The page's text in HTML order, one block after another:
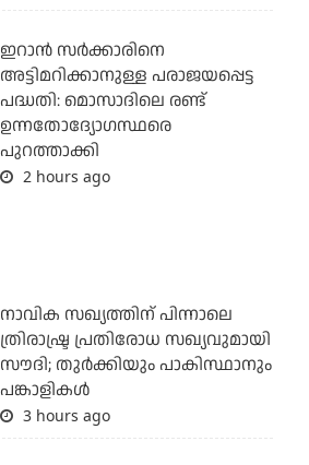
ഇറാന്‍ സര്‍ക്കാരിനെ
അട്ടിമറിക്കാനുള്ള പരാജയപ്പെട്ട
പദ്ധതി: മൊസാദിലെ രണ്ട്
ഉന്നതോദ്യോഗസ്ഥരെ
പുറത്താക്കി
2 hours ago
നാവിക സഖ്യത്തിന് പിന്നാലെ
ത്രിരാഷ്ട്ര പ്രതിരോധ സഖ്യവുമായി
സൗദി; തുര്‍ക്കിയും പാകിസ്ഥാനും
പങ്കാളികള്‍
3 hours ago